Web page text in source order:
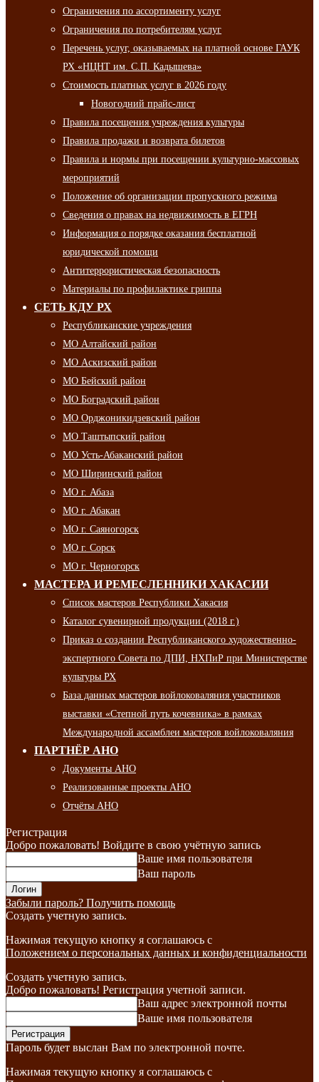
Ограничения по ассортименту услуг
Ограничения по потребителям услуг
Перечень услуг, оказываемых на платной основе ГАУК
РХ «НЦНТ им. С.П. Кадышева»
Стоимость платных услуг в 2026 году
Новогодний прайс-лист
Правила посещения учреждения культуры
Правила продажи и возврата билетов
Правила и нормы при посещении культурно-массовых
мероприятий
Положение об организации пропускного режима
Сведения о правах на недвижимость в ЕГРН
Информация о порядке оказания бесплатной
юридической помощи
Антитеррористическая безопасность
Материалы по профилактике гриппа
СЕТЬ КДУ РХ
Республиканские учреждения
МО Алтайский район
МО Аскизский район
МО Бейский район
МО Боградский район
МО Орджоникидзевский район
МО Таштыпский район
МО Усть-Абаканский район
МО Ширинский район
МО г. Абаза
МО г. Абакан
МО г. Саяногорск
МО г. Сорск
МО г. Черногорск
МАСТЕРА И РЕМЕСЛЕННИКИ ХАКАСИИ
Список мастеров Республики Хакасия
Каталог сувенирной продукции (2018 г.)
Приказ о создании Республиканского художественно-
экспертного Совета по ДПИ, НХПиР при Министерстве
культуры РХ
База данных мастеров войлоковаляния участников
выставки «Степной путь кочевника» в рамках
Международной ассамблеи мастеров войлоковаляния
ПАРТНЁР АНО
Документы АНО
Реализованные проекты АНО
Отчёты АНО
Регистрация
Добро пожаловать! Войдите в свою учётную запись
Ваше имя пользователя
Ваш пароль
Забыли пароль? Получить помощь
Создать учетную запись.
Нажимая текущую кнопку я соглашаюсь с
Положением о персональных данных и конфиденциальности
Создать учетную запись.
Добро пожаловать! Регистрация учетной записи.
Ваш адрес электронной почты
Ваше имя пользователя
Пароль будет выслан Вам по электронной почте.
Нажимая текущую кнопку я соглашаюсь с